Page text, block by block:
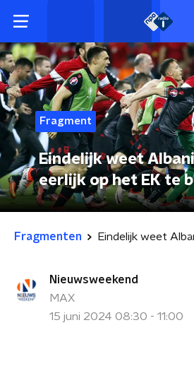
Fragment
Eindelijk weet
eerlijk op het EK te
Fragmenten
Nieuwsweekend
MAX
15 juni 2024 08:30 - 11:00